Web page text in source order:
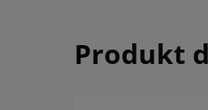
Produkt